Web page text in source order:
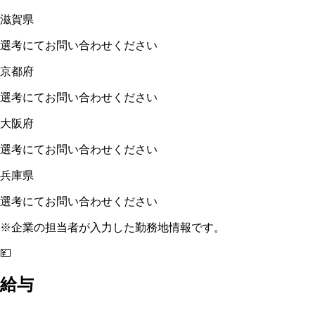
滋賀県
選考にてお問い合わせください
京都府
選考にてお問い合わせください
大阪府
選考にてお問い合わせください
兵庫県
選考にてお問い合わせください
※企業の担当者が入力した勤務地情報です。
💴
給与